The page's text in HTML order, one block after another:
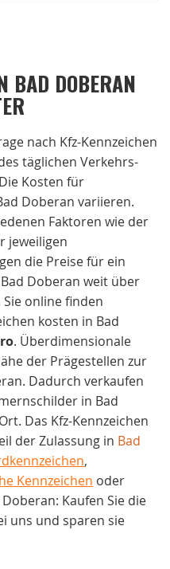
BAD DOBERAN
nach Kfz-Kennzeichen
täglichen Verkehrs-
Kosten für
Doberan variieren.
Faktoren wie der
jeweiligen
die Preise für ein
Doberan weit über
online finden
kosten in Bad
. Überdimensionale
der Prägestellen zur
Dadurch verkaufen
in Bad
Das Kfz-Kennzeichen
der Zulassung in Bad
,
Kennzeichen oder
Kaufen Sie die
uns und sparen sie